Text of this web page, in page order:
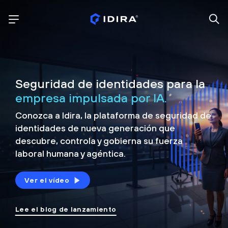
Seguridad de identidades para la
empresa impulsada por IA.
Conozca a Idira, la plataforma de seguridad de
identidades de nueva generación que
descubre, controla ygobierna su fuerza
laboral humana y agéntica.
Ver el vídeo
Lee el blog de lanzamiento